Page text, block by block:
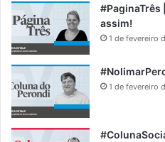
#PaginaTrês
assim!
1 de fevereiro
1 de fevereiro